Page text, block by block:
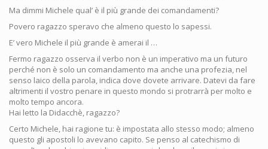
Ma dimmi Michele qual’ è il più grande dei comandamenti?
Povero ragazzo speravo che almeno questo lo sapessi.
E’ vero Michele il più grande è amerai il …
Fermo ragazzo osserva il verbo non è un imperativo ma un futuro
perché non è solo un comandamento ma anche una profezia, nel
senso laico della parola, indica dove dovete arrivare. Datevi da fare
altrimenti il vostro penare in questo mondo si protrarrà per molto e
molto tempo ancora.
Hai letto la Didacchè, ragazzo?
Certo Michele, hai ragione tu: è impostata allo stesso modo; almeno
questo gli apostoli lo avevano capito. Se penso al catechismo di